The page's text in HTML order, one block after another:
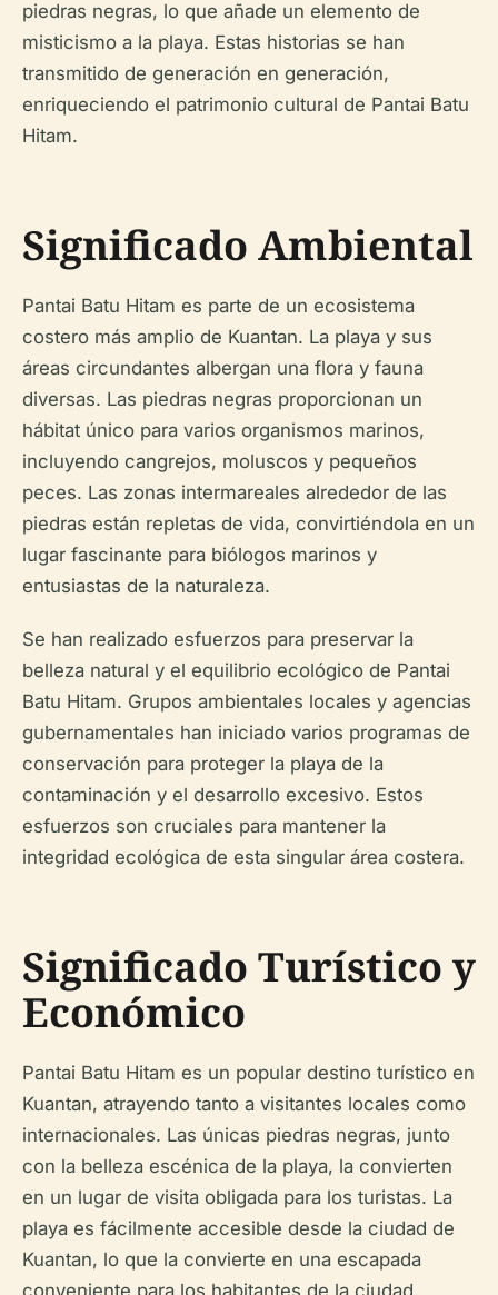
piedras negras, lo que añade un elemento de
misticismo a la playa. Estas historias se han
transmitido de generación en generación,
enriqueciendo el patrimonio cultural de Pantai Batu
Hitam.
Significado Ambiental
Pantai Batu Hitam es parte de un ecosistema
costero más amplio de Kuantan. La playa y sus
áreas circundantes albergan una flora y fauna
diversas. Las piedras negras proporcionan un
hábitat único para varios organismos marinos,
incluyendo cangrejos, moluscos y pequeños
peces. Las zonas intermareales alrededor de las
piedras están repletas de vida, convirtiéndola en un
lugar fascinante para biólogos marinos y
entusiastas de la naturaleza.
Se han realizado esfuerzos para preservar la
belleza natural y el equilibrio ecológico de Pantai
Batu Hitam. Grupos ambientales locales y agencias
gubernamentales han iniciado varios programas de
conservación para proteger la playa de la
contaminación y el desarrollo excesivo. Estos
esfuerzos son cruciales para mantener la
integridad ecológica de esta singular área costera.
Significado Turístico y
Económico
Pantai Batu Hitam es un popular destino turístico en
Kuantan, atrayendo tanto a visitantes locales como
internacionales. Las únicas piedras negras, junto
con la belleza escénica de la playa, la convierten
en un lugar de visita obligada para los turistas. La
playa es fácilmente accesible desde la ciudad de
Kuantan, lo que la convierte en una escapada
conveniente para los habitantes de la ciudad.